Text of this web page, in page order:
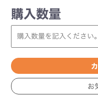
購入数量